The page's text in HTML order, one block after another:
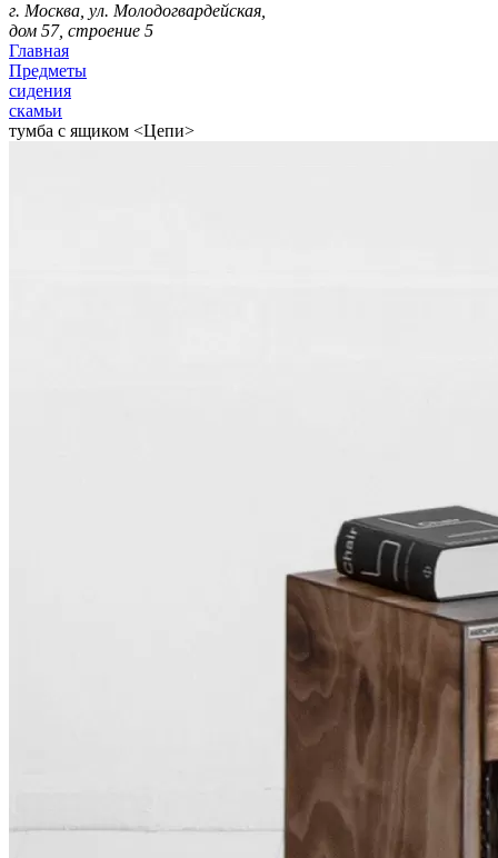
г. Москва, ул. Молодогвардейская,
дом 57, строение 5
Главная
Предметы
сидения
скамьи
тумба с ящиком <Цепи>